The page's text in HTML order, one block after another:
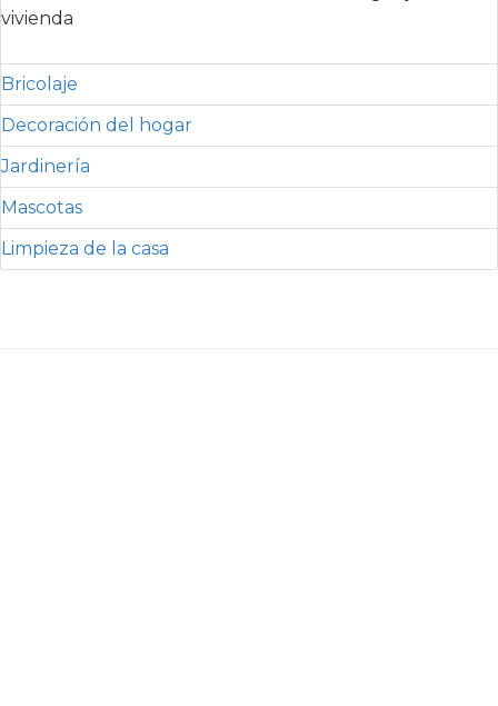
vivienda
Bricolaje
Decoración del hogar
Jardinería
Mascotas
Limpieza de la casa